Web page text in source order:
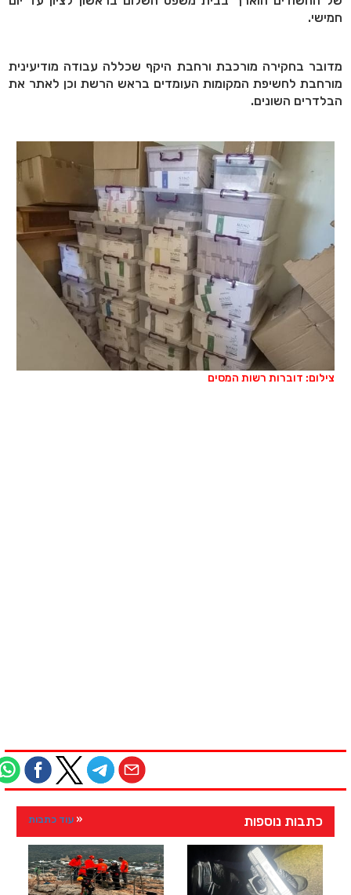
חמישי.
מדובר בחקירה מורכבת ורחבת היקף שכללה עבודה מודיעינית
מורחבת לחשיפת המקומות העומדים בראש הרשת וכן לאתר את
הבלדרים השונים.
צילום: דוברות רשות המסים
כתבות נוספות עוד כתבות